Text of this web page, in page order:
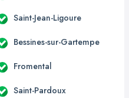
Saint-Jean-Ligoure
Bessines-sur-Gartempe
Fromental
Saint-Pardoux